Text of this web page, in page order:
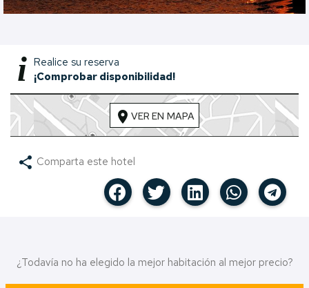
i Realice su reserva
¡Comprobar disponibilidad!
location_on VER EN MAPA
share Comparta este hotel
¿Todavía no ha elegido la mejor habitación al mejor precio?